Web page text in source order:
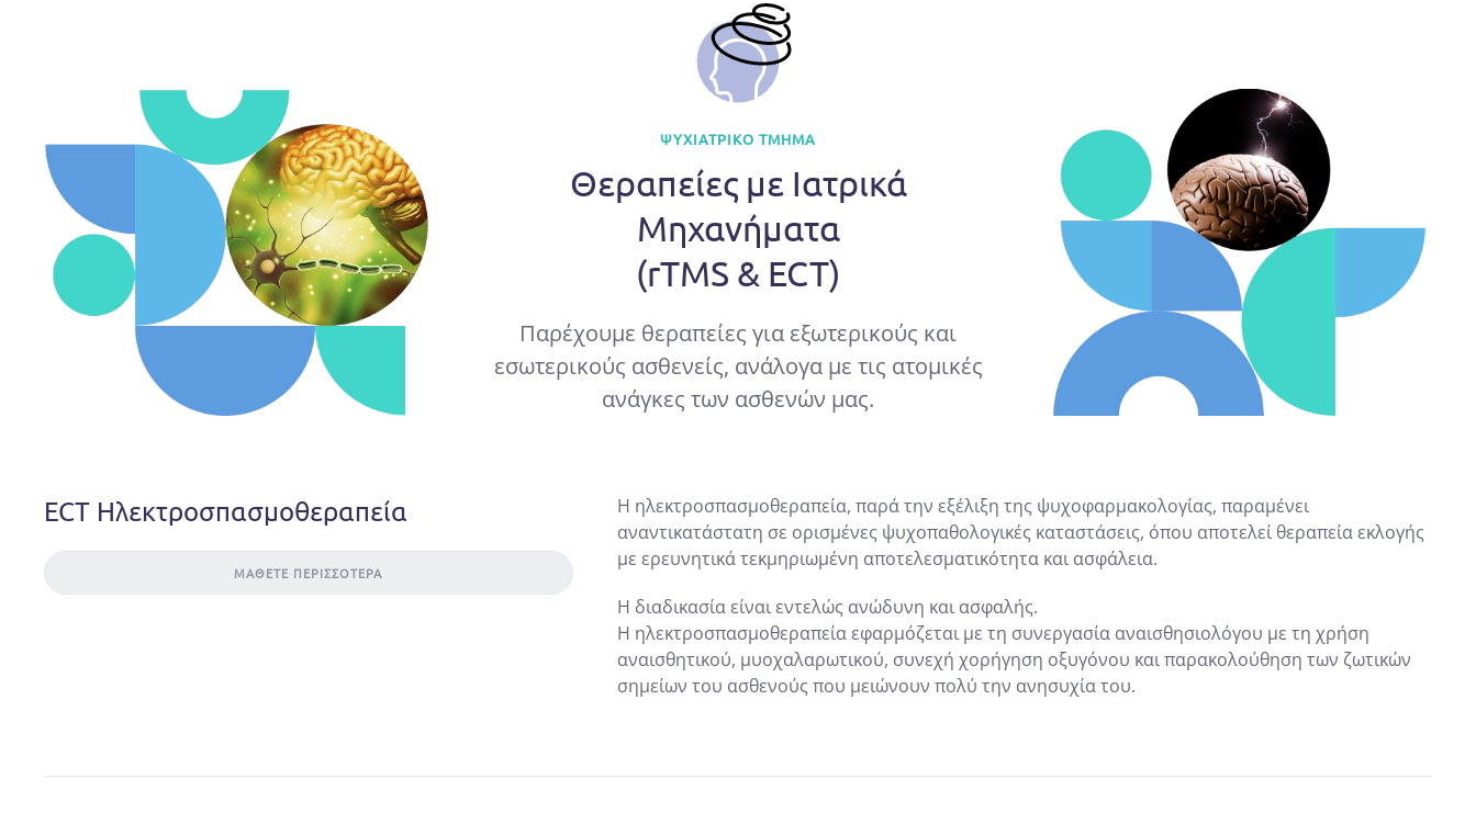
ΨΥΧΙΑΤΡΙΚΌ ΤΜΉΜΑ
Θεραπείες με Ιατρικά
Μηχανήματα
(rTMS & ECT)
Παρέχουμε θεραπείες για εξωτερικούς και
εσωτερικούς ασθενείς, ανάλογα με τις ατομικές
ανάγκες των ασθενών μας.
ECT Ηλεκτροσπασμοθεραπεία
ΜΆΘΕΤΕ ΠΕΡΙΣΣΌΤΕΡΑ
Η ηλεκτροσπασμοθεραπεία, παρά την εξέλιξη της ψυχοφαρμακολογίας, παραμένει
αναντικατάστατη σε ορισμένες ψυχοπαθολογικές καταστάσεις, όπου αποτελεί θεραπεία εκλογής
με ερευνητικά τεκμηριωμένη αποτελεσματικότητα και ασφάλεια.
Η διαδικασία είναι εντελώς ανώδυνη και ασφαλής.
Η ηλεκτροσπασμοθεραπεία εφαρμόζεται με τη συνεργασία αναισθησιολόγου με τη χρήση
αναισθητικού, μυοχαλαρωτικού, συνεχή χορήγηση οξυγόνου και παρακολούθηση των ζωτικών
σημείων του ασθενούς που μειώνουν πολύ την ανησυχία του.